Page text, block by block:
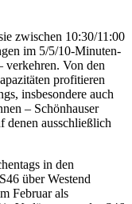
zwischen 10:30/11:00
im 5/5/10-Minuten-
verkehren. Von den
profitieren
insbesondere auch
– Schönhauser
ausschließlich
in den
über Westend
Februar als